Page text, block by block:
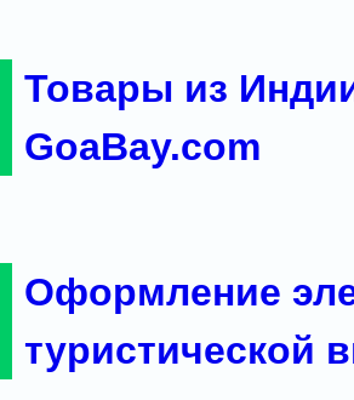
Товары из
GoaBay.com
Оформление
туристической